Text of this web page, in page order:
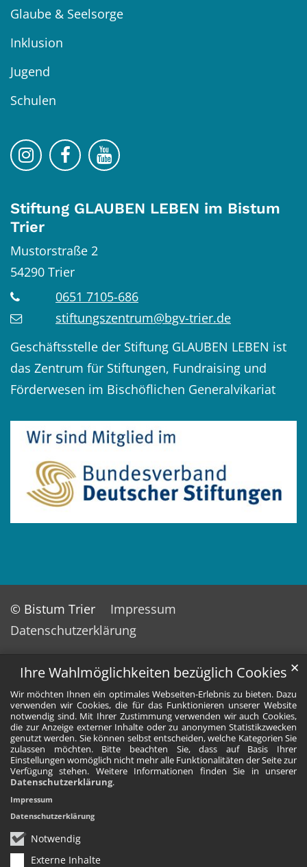
Ihre Wahlmöglichkeiten bezüglich Cookies
Wir möchten Ihnen ein optimales Webseiten-Erlebnis zu bieten. Dazu
verwenden wir Cookies, die für das Funktionieren unserer Website
notwendig sind. Mit Ihrer Zustimmung verwenden wir auch Cookies,
die zur Anzeige externer Inhalte oder zu anonymen Statistikzwecken
genutzt werden. Sie können selbst entscheiden, welche Kategorien Sie
zulassen möchten. Bitte beachten Sie, dass auf Basis Ihrer
Einstellungen womöglich nicht mehr alle Funktionalitäten der Seite zur
Verfügung stehen. Weitere Informationen finden Sie in unserer
Datenschutzerklärung.
Notwendig
Externe Inhalte
✕
Impressum
Datenschutzerklärung
Glaube & Seelsorge
Inklusion
Jugend
Schulen
Bistum Trier auf Instragram
Bistum Trier auf Facebook
Bistum Trier auf YouTube
Stiftung GLAUBEN LEBEN im Bistum
Trier
Mustorstraße 2
54290 Trier
0651 7105-686
stiftungszentrum@bgv-trier.de
Geschäftsstelle der Stiftung GLAUBEN LEBEN ist
das Zentrum für Stiftungen, Fundraising und
Förderwesen im Bischöflichen Generalvikariat
© Bistum Trier
Impressum
Datenschutzerklärung